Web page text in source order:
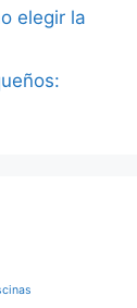
elegir la